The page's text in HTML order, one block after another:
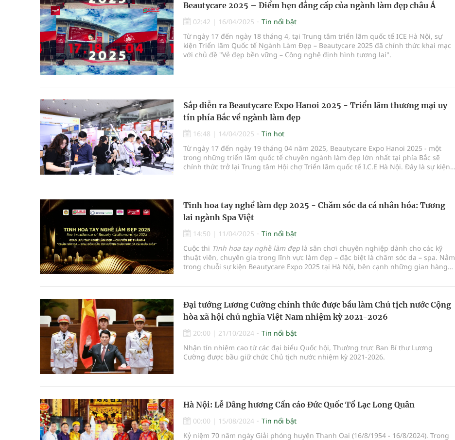
Beautycare 2025 – Điểm hẹn đẳng cấp của ngành làm đẹp châu Á
02:42 | 16/04/2025
Tin nổi bật
Từ ngày 17 đến ngày 18 tháng 4, tại Trung tâm triển lãm quốc tế ICE Hà Nội, sự
kiện Triển lãm Quốc tế Ngành Làm Đẹp – Beautycare 2025 đã chính thức khai mạc
với chủ đề "Vẻ đẹp bền vững – Công nghệ định hình tương lai".
Sắp diễn ra Beautycare Expo Hanoi 2025 - Triển lãm thương mại uy
tín phía Bắc về ngành làm đẹp
16:48 | 14/04/2025
Tin hot
Từ ngày 17 đến ngày 19 tháng 04 năm 2025, Beautycare Expo Hanoi 2025 - một
trong những triển lãm quốc tế chuyên ngành làm đẹp lớn nhất tại phía Bắc sẽ
chính thức trở lại Trung tâm Hội chợ Triển lãm quốc tế I.C.E Hà Nội. Đây là sự kiện
Tinh hoa tay nghề làm đẹp 2025 - Chăm sóc da cá nhân hóa: Tương
lai ngành Spa Việt
14:50 | 11/04/2025
Tin nổi bật
Cuộc thi Tinh hoa tay nghề làm đẹp là sân chơi chuyên nghiệp dành cho các kỹ
thuật viên, chuyên gia trong lĩnh vực làm đẹp – đặc biệt là chăm sóc da – spa. Nằm
trong chuỗi sự kiện Beautycare Expo 2025 tại Hà Nội, bên cạnh những gian hàng
Đại tướng Lương Cường chính thức được bầu làm Chủ tịch nước Cộng
hòa xã hội chủ nghĩa Việt Nam nhiệm kỳ 2021-2026
20:00 | 21/10/2024
Tin nổi bật
Nhận tín nhiệm cao từ các đại biểu Quốc hội, Thường trực Ban Bí thư Lương
Cường được bầu giữ chức Chủ tịch nước nhiệm kỳ 2021-2026.
Hà Nội: Lễ Dâng hương Cẩn cáo Đức Quốc Tổ Lạc Long Quân
00:00 | 15/08/2024
Tin nổi bật
Kỷ niệm 70 năm ngày Giải phóng huyện Thanh Oai (16/8/1954 - 16/8/2024). Trong